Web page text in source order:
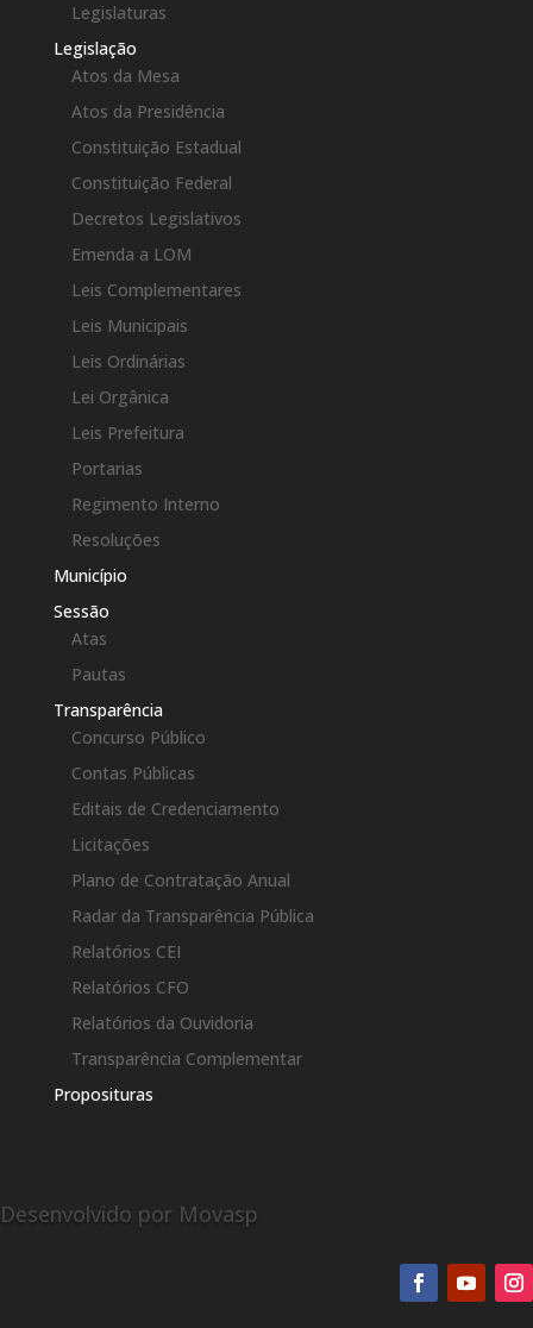
Legislaturas
Legislação
Atos da Mesa
Atos da Presidência
Constituição Estadual
Constituição Federal
Decretos Legislativos
Emenda a LOM
Leis Complementares
Leis Municipais
Leis Ordinárias
Lei Orgânica
Leis Prefeitura
Portarias
Regimento Interno
Resoluções
Município
Sessão
Atas
Pautas
Transparência
Concurso Público
Contas Públicas
Editais de Credenciamento
Licitações
Plano de Contratação Anual
Radar da Transparência Pública
Relatórios CEI
Relatórios CFO
Relatórios da Ouvidoria
Transparência Complementar
Proposituras
Desenvolvido por Movasp